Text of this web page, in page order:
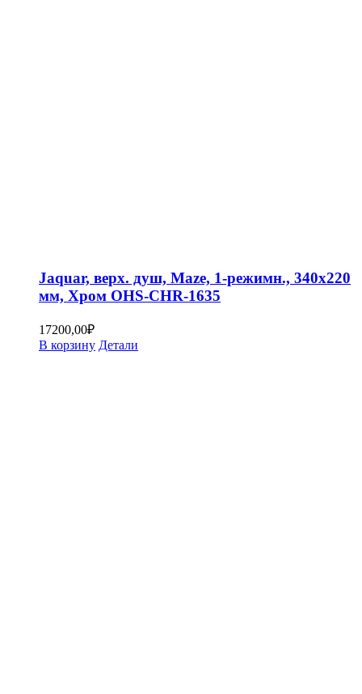
Jaquar, верх. душ, Maze, 1-режимн., 340х220
мм, Хром OHS-CHR-1635
17200,00₽
В корзину Детали